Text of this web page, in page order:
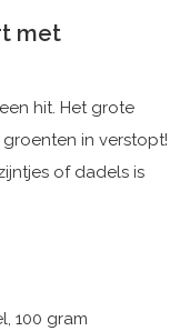
met
hit. Het grote
in verstopt!
of dadels is
100 gram